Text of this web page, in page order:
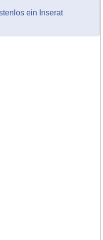
ein Inserat